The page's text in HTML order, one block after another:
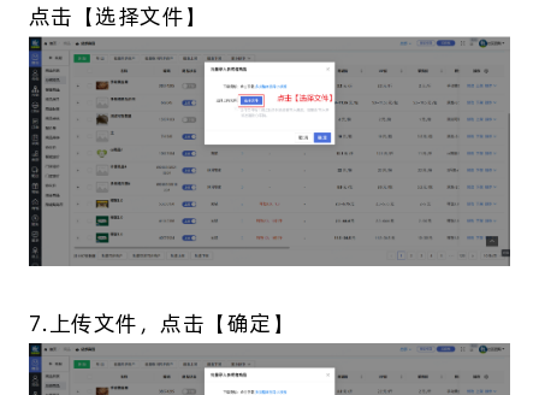
点击【选择文件】
7.上传文件，点击【确定】